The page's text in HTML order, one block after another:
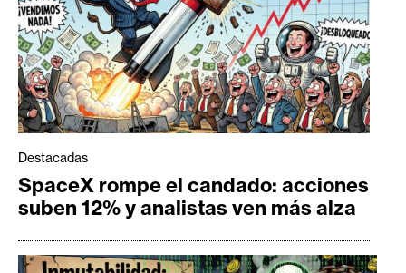
Destacadas
SpaceX rompe el candado: acciones
suben 12% y analistas ven más alza